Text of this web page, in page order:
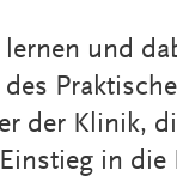
und
der Klinik,
in die